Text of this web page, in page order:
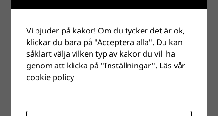
Vi bjuder på kakor! Om du tycker det är ok,
klickar du bara på "Acceptera alla". Du kan
såklart välja vilken typ av kakor du vill ha
genom att klicka på "Inställningar". Läs vår
cookie policy